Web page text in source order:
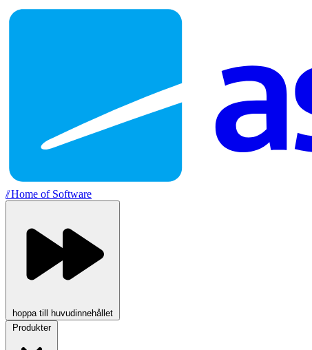
//Home of Software
hoppa till huvudinnehållet
Produkter